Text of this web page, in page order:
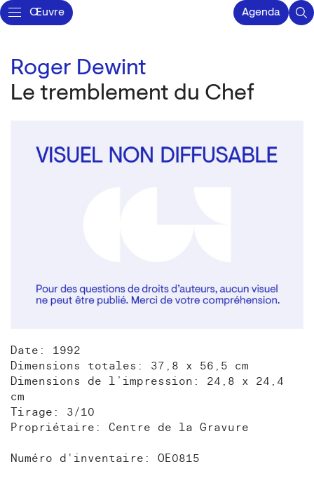
Œuvre Agenda
Roger Dewint
Le tremblement du Chef
Date: 1992
Dimensions totales: 37,8 x 56,5 cm
Dimensions de l’impression: 24,8 x 24,4
cm
Tirage: 3/10
Propriétaire: Centre de la Gravure
Numéro d'inventaire: OE0815